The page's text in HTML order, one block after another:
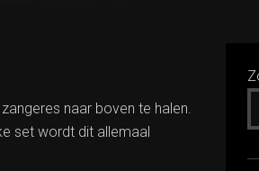
naar boven te halen.
set wordt dit allemaal